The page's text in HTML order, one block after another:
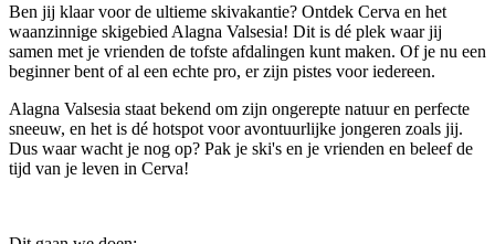
Ben jij klaar voor de ultieme skivakantie? Ontdek Cerva en het
waanzinnige skigebied Alagna Valsesia! Dit is dé plek waar jij
samen met je vrienden de tofste afdalingen kunt maken. Of je nu een
beginner bent of al een echte pro, er zijn pistes voor iedereen.
Alagna Valsesia staat bekend om zijn ongerepte natuur en perfecte
sneeuw, en het is dé hotspot voor avontuurlijke jongeren zoals jij.
Dus waar wacht je nog op? Pak je ski's en je vrienden en beleef de
tijd van je leven in Cerva!